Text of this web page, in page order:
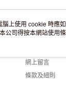
客戶服務
網上留言
條款及細則
上使用 cookie 時應
公司得按本網站使用